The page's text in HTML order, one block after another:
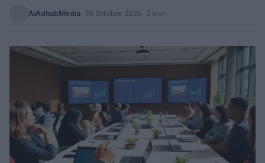
AiAdhubMedia · 10 Ottobre 2025 · 2 min